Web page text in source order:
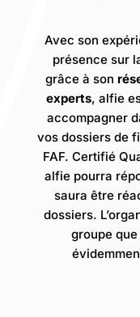
Avec son
présence sur
grâce à son
experts, alfie
accompagner
vos dossiers de
FAF. Certifié
alfie pourra
saura être
dossiers.
groupe